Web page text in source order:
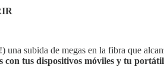
una subida de megas en la fibra que
con tus dispositivos móviles y tu portátil